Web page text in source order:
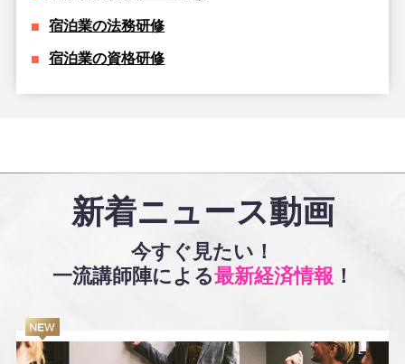
宿泊業の法務研修
宿泊業の資格研修
新着ニュース動画
今すぐ見たい！
一流講師陣による最新経済情報 ！